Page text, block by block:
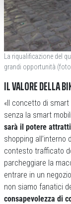
La riqualificazione del
grandi opportunità (foto
IL VALORE DELLA
«Il concetto di
senza la smart
sarà il potere
shopping all’interno
contesto trafficato
parcheggiare la
entrare in un
non siamo fanatici
consapevolezza di